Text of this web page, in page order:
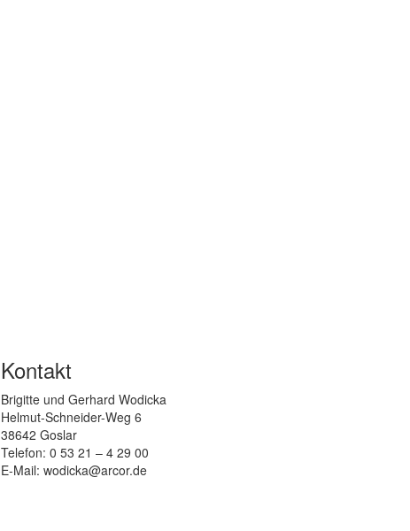
Kontakt
Brigitte und Gerhard Wodicka
Helmut-Schneider-Weg 6
38642 Goslar
Telefon: 0 53 21 – 4 29 00
E-Mail: wodicka@arcor.de